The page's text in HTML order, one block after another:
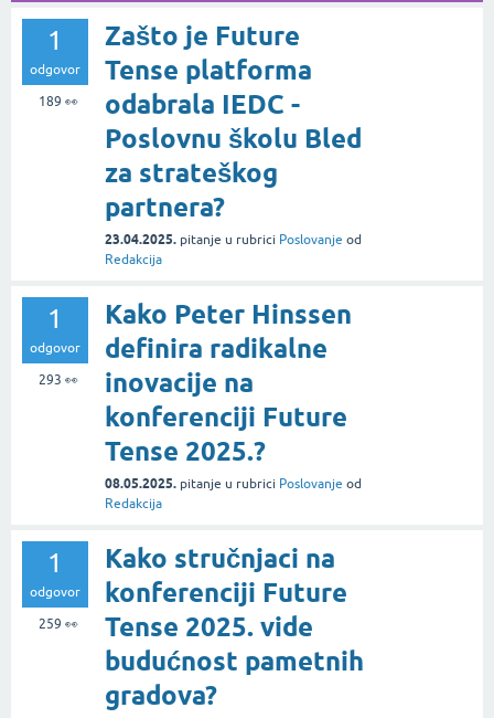
1
odgovor
189 👀
Zašto je Future
Tense platforma
odabrala IEDC -
Poslovnu školu Bled
za strateškog
partnera?
23.04.2025. pitanje u rubrici Poslovanje od
Redakcija
1
odgovor
293 👀
Kako Peter Hinssen
definira radikalne
inovacije na
konferenciji Future
Tense 2025.?
08.05.2025. pitanje u rubrici Poslovanje od
Redakcija
1
odgovor
259 👀
Kako stručnjaci na
konferenciji Future
Tense 2025. vide
budućnost pametnih
gradova?